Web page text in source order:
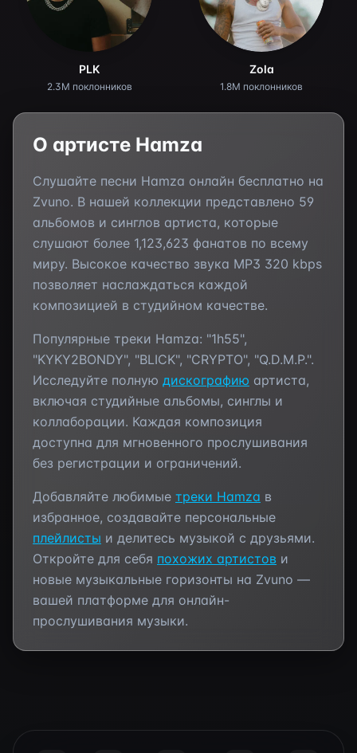
PLK
2.3M поклонников
Zola
1.8M поклонников
О артисте Hamza
Слушайте песни Hamza онлайн бесплатно на
Zvuno. В нашей коллекции представлено 59
альбомов и синглов артиста, которые
слушают более 1,123,623 фанатов по всему
миру. Высокое качество звука MP3 320 kbps
позволяет наслаждаться каждой
композицией в студийном качестве.
Популярные треки Hamza: "1h55",
"KYKY2BONDY", "BLICK", "CRYPTO", "Q.D.M.P.".
Исследуйте полную дискографию артиста,
включая студийные альбомы, синглы и
коллаборации. Каждая композиция
доступна для мгновенного прослушивания
без регистрации и ограничений.
Добавляйте любимые треки Hamza в
избранное, создавайте персональные
плейлисты и делитесь музыкой с друзьями.
Откройте для себя похожих артистов и
новые музыкальные горизонты на Zvuno —
вашей платформе для онлайн-
прослушивания музыки.